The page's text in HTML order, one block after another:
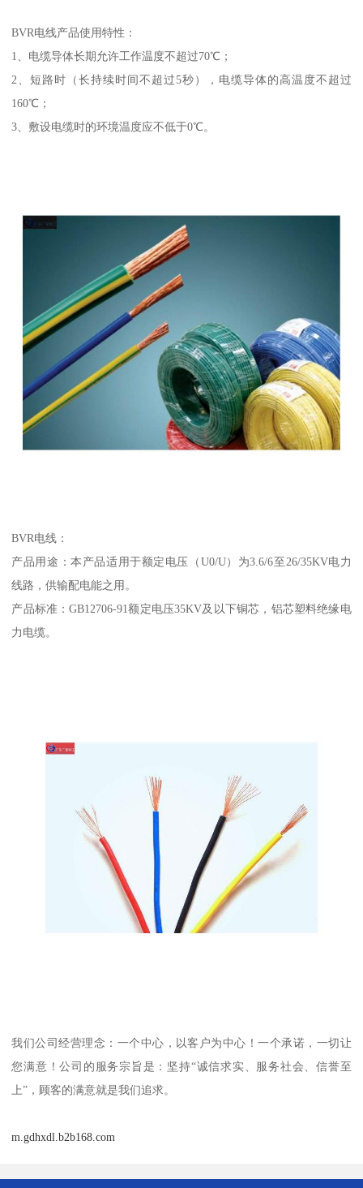
BVR电线产品使用特性：
1、电缆导体长期允许工作温度不超过70℃；
2、短路时（长持续时间不超过5秒），电缆导体的高温度不超过
160℃；
3、敷设电缆时的环境温度应不低于0℃。
BVR电线：
产品用途：本产品适用于额定电压（U0/U）为3.6/6至26/35KV电力
线路，供输配电能之用。
产品标准：GB12706-91额定电压35KV及以下铜芯，铝芯塑料绝缘电
力电缆。
我们公司经营理念：一个中心，以客户为中心！一个承诺，一切让
您满意！公司的服务宗旨是：坚持“诚信求实、服务社会、信誉至
上”，顾客的满意就是我们追求。
m.gdhxdl.b2b168.com